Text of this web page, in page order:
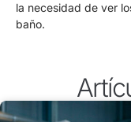
la necesidad de ver
baño.